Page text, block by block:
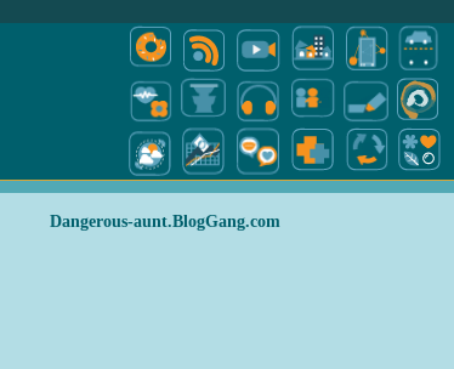
Dangerous-aunt.BlogGang.com